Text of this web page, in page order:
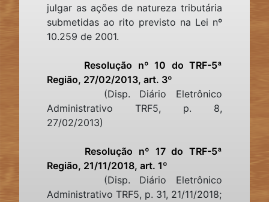
julgar as ações de natureza tributária
submetidas ao rito previsto na Lei nº
10.259 de 2001.
Resolução nº 10 do TRF-5ª
Região, 27/02/2013, art. 3º
(Disp. Diário Eletrônico
Administrativo TRF5, p. 8,
27/02/2013)
Resolução nº 17 do TRF-5ª
Região, 21/11/2018, art. 1º
(Disp. Diário Eletrônico
Administrativo TRF5, p. 31, 21/11/2018;